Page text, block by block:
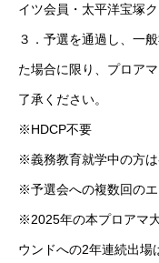
イツ会員・太平洋宝塚ク
３．予選を通過し、一
た場合に限り、プロア
了承ください。
※HDCP不要
※義務教育就学中の方は
※予選会への複数回のエ
※2025年の本プロアマ
ウンドへの2年連続出場